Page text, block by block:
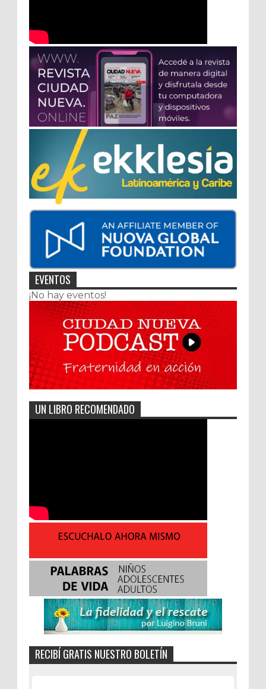
EVENTOS
¡No hay eventos!
UN LIBRO RECOMENDADO
RECIBÍ GRATIS NUESTRO BOLETÍN